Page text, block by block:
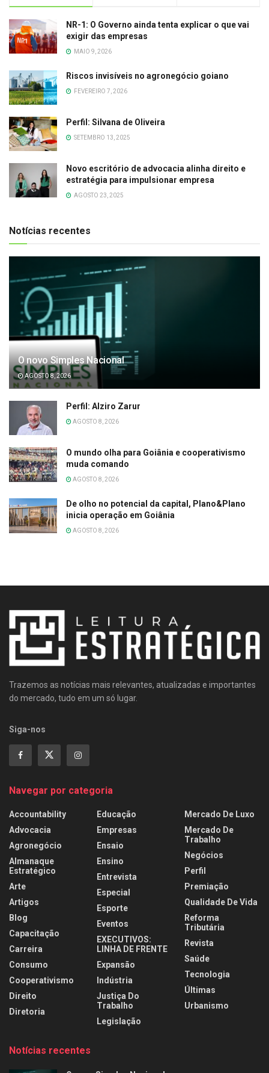
NR-1: O Governo ainda tenta explicar o que vai
exigir das empresas
MAIO 9, 2026
Riscos invisíveis no agronegócio goiano
FEVEREIRO 7, 2026
Perfil: Silvana de Oliveira
SETEMBRO 13, 2025
Novo escritório de advocacia alinha direito e
estratégia para impulsionar empresa
AGOSTO 23, 2025
Notícias recentes
O novo Simples Nacional
AGOSTO 8, 2026
Perfil: Alziro Zarur
AGOSTO 8, 2026
O mundo olha para Goiânia e cooperativismo
muda comando
AGOSTO 8, 2026
De olho no potencial da capital, Plano&Plano
inicia operação em Goiânia
AGOSTO 8, 2026
Trazemos as notícias mais relevantes, atualizadas e importantes
do mercado, tudo em um só lugar.
Siga-nos
Navegar por categoria
Accountability
Advocacia
Agronegócio
Almanaque
Estratégico
Arte
Artigos
Blog
Capacitação
Carreira
Consumo
Cooperativismo
Direito
Diretoria
Educação
Empresas
Ensaio
Ensino
Entrevista
Especial
Esporte
Eventos
EXECUTIVOS:
LINHA DE FRENTE
Expansão
Indústria
Justiça Do
Trabalho
Legislação
Mercado De Luxo
Mercado De
Trabalho
Negócios
Perfil
Premiação
Qualidade De Vida
Reforma
Tributária
Revista
Saúde
Tecnologia
Últimas
Urbanismo
Notícias recentes